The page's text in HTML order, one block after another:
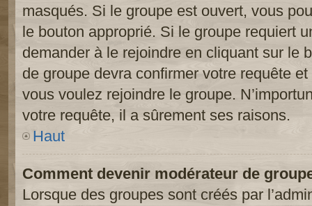
masqués. Si le groupe est ouvert, vous
le bouton approprié. Si le groupe requiert
demander à le rejoindre en cliquant sur le
de groupe devra confirmer votre requête
vous voulez rejoindre le groupe.
votre requête, il a sûrement ses raisons.
Haut
Comment devenir modérateur de
Lorsque des groupes sont créés par